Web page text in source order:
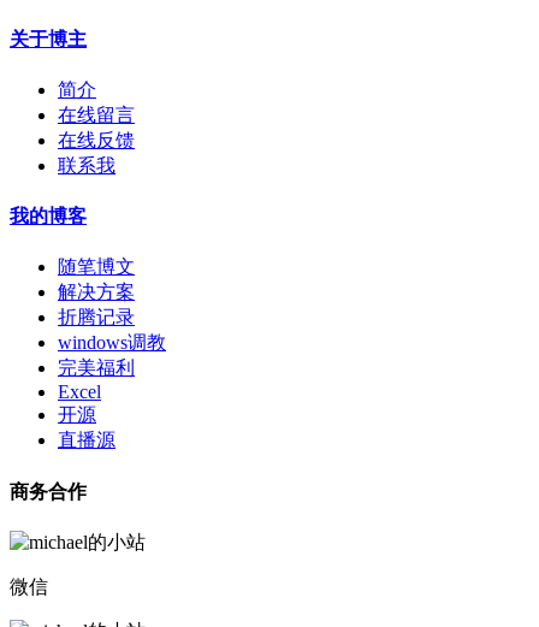
关于博主
简介
在线留言
在线反馈
联系我
我的博客
随笔博文
解决方案
折腾记录
windows调教
完美福利
Excel
开源
直播源
商务合作
微信